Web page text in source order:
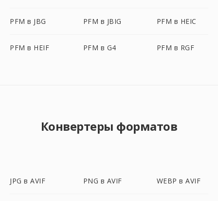
PFM в JBG PFM в JBIG PFM в HEIC
PFM в HEIF PFM в G4 PFM в RGF
Конвертеры форматов
JPG в AVIF PNG в AVIF WEBP в AVIF